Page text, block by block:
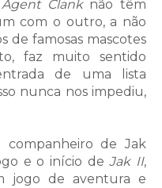
Clanknão têm
com o outro, a não
de famosas mascotes
faz muito sentido
de uma lista
nunca nos impediu,
de Jak
e o início deJak II,
jogo de aventura e